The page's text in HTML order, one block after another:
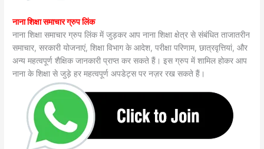
नाना शिक्षा समाचार ग्रुप लिंक
नाना शिक्षा समाचार ग्रुप लिंक में जुड़कर आप नाना शिक्षा क्षेत्र से संबंधित ताजातरीन
समाचार, सरकारी योजनाएं, शिक्षा विभाग के आदेश, परीक्षा परिणाम, छात्रवृत्तियां, और
अन्य महत्वपूर्ण शैक्षिक जानकारी प्राप्त कर सकते हैं। इस ग्रुप में शामिल होकर आप
नाना के शिक्षा से जुड़े हर महत्वपूर्ण अपडेट्स पर नज़र रख सकते हैं।